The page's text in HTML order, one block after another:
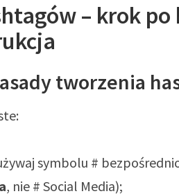
– krok po
tworzenia
symbolu #
, nie # Social Media);